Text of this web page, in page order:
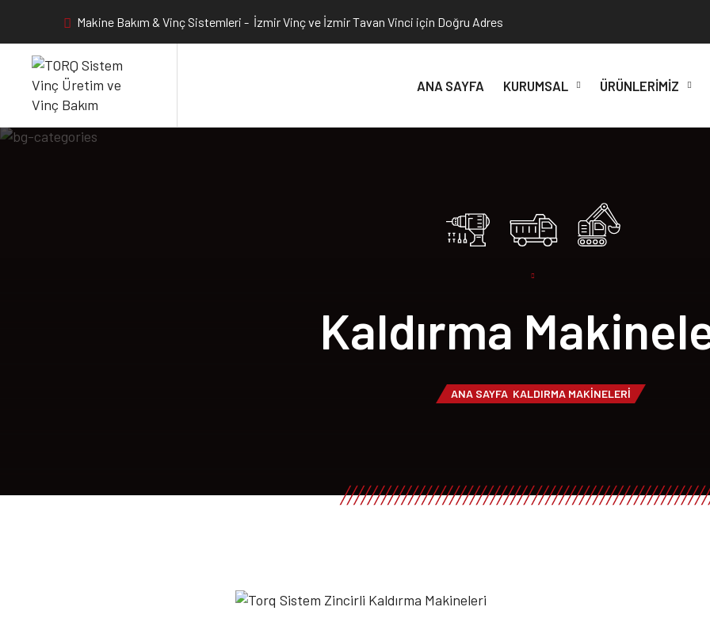
Makine Bakım & Vinç Sistemleri - İzmir Vinç ve İzmir Tavan Vinci için Doğru Adres
ANA SAYFA KURUMSAL ÜRÜNLERIMIZ
Kaldırma
ANA SAYFA KALDIRMA MAKINELERI